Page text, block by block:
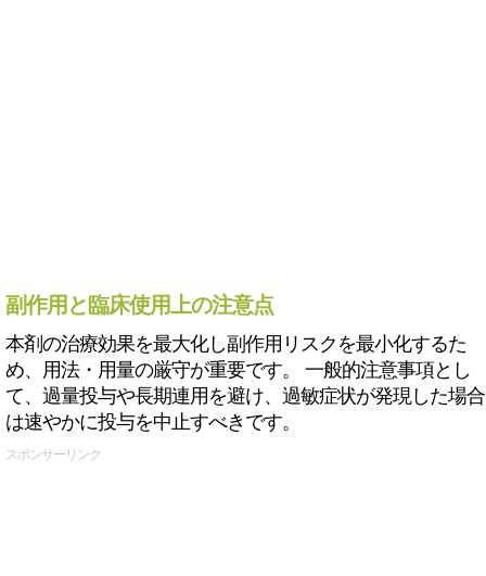
副作用と臨床使用上の注意点
本剤の治療効果を最大化し副作用リスクを最小化するた
め、用法・用量の厳守が重要です。 一般的注意事項とし
て、過量投与や長期連用を避け、過敏症状が発現した場合
は速やかに投与を中止すべきです。
スポンサーリンク